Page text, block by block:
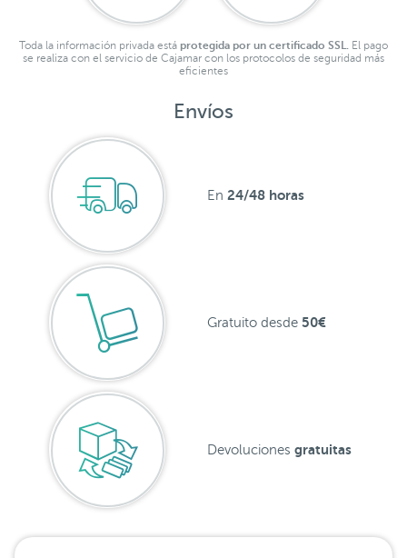
Toda la información privada está protegida por un certificado SSL. El pago
se realiza con el servicio de Cajamar con los protocolos de seguridad más
eficientes
Envíos
En 24/48 horas
Gratuito desde 50€
Devoluciones gratuitas